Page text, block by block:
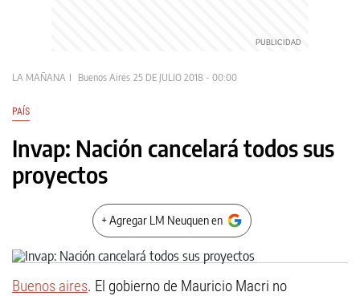
LA MAÑANA Buenos Aires 25 DE JULIO 2018 - 00:00
PAÍS
Invap: Nación cancelará todos sus
proyectos
+ Agregar LM Neuquen en
Buenos aires. El gobierno de Mauricio Macri no